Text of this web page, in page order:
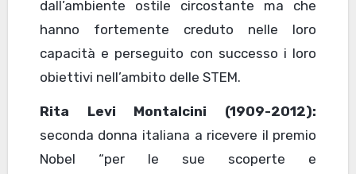
dall’ambiente ostile circostante ma che
hanno fortemente creduto nelle loro
capacità e perseguito con successo i loro
obiettivi nell’ambito delle STEM.
Rita Levi Montalcini (1909-2012):
seconda donna italiana a ricevere il premio
Nobel “per le sue scoperte e